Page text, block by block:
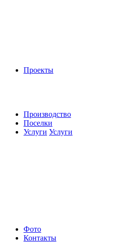
Проекты
Производство
Поселки
Услуги Услуги
Фото
Контакты